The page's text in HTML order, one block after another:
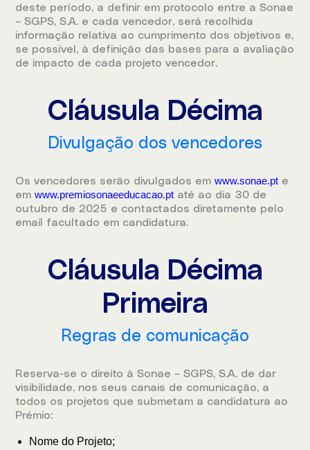
deste período, a definir em protocolo entre a Sonae
– SGPS, S.A. e cada vencedor, será recolhida
informação relativa ao cumprimento dos objetivos e,
se possível, à definição das bases para a avaliação
de impacto de cada projeto vencedor.
Cláusula Décima
Divulgação dos vencedores
Os vencedores serão divulgados em www.sonae.pt e
em www.premiosonaeeducacao.pt até ao dia 30 de
outubro de 2025 e contactados diretamente pelo
email facultado em candidatura.
Cláusula Décima
Primeira
Regras de comunicação
Reserva-se o direito à Sonae – SGPS, S.A. de dar
visibilidade, nos seus canais de comunicação, a
todos os projetos que submetam a candidatura ao
Prémio:
Nome do Projeto;